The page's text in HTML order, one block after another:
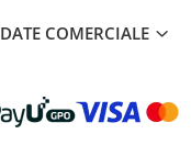
DATE COMERCIALE